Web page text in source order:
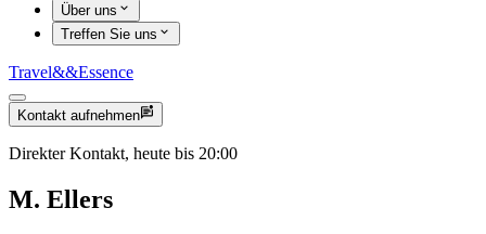
Über uns
Treffen Sie uns
Travel&&Essence
Kontakt aufnehmen
Direkter Kontakt, heute bis 20:00
M. Ellers